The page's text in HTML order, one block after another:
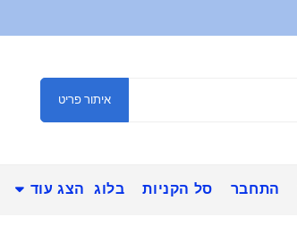
איתור פריט
התחבר סל הקניות בלוג הצג עוד